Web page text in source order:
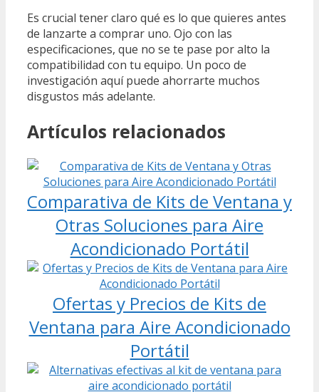
Es crucial tener claro qué es lo que quieres antes
de lanzarte a comprar uno. Ojo con las
especificaciones, que no se te pase por alto la
compatibilidad con tu equipo. Un poco de
investigación aquí puede ahorrarte muchos
disgustos más adelante.
Artículos relacionados
Comparativa de Kits de Ventana y
Otras Soluciones para Aire
Acondicionado Portátil
Ofertas y Precios de Kits de
Ventana para Aire Acondicionado
Portátil